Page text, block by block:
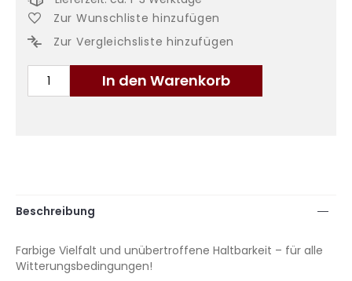
In den Warenkorb
Zur Wunschliste hinzufügen
Zur Vergleichsliste hinzufügen
Beschreibung
Farbige Vielfalt und unübertroffene Haltbarkeit – für alle
Witterungsbedingungen!